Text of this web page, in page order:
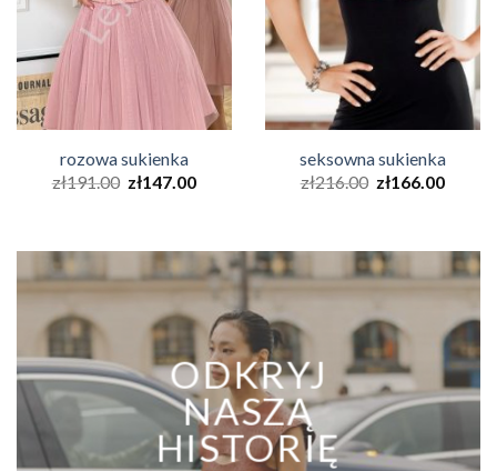
seksowna sukienka
zł216.00 zł166.00
rozowa sukienka
zł191.00 zł147.00
ODKRYJ
NASZĄ
HISTORIĘ